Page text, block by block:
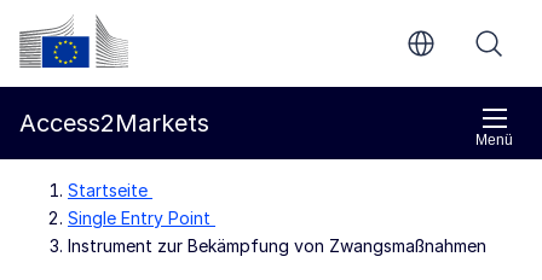
Weiter zum Hauptteil
Europäische Kommission
Menü
Access2Markets
Startseite
Single Entry Point
Instrument zur Bekämpfung von Zwangsmaßnahmen